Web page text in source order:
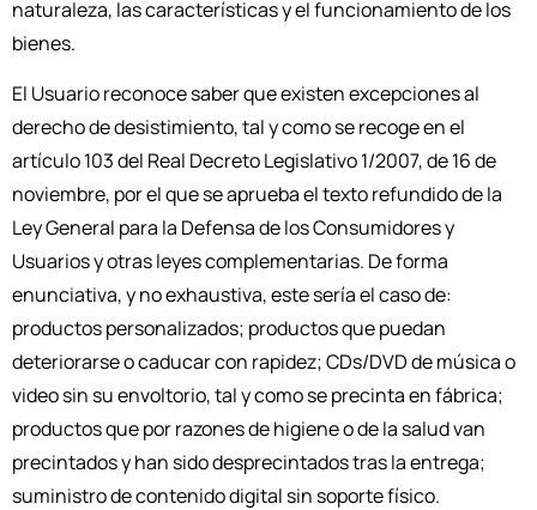
naturaleza, las características y el funcionamiento de los
bienes.
El Usuario reconoce saber que existen excepciones al
derecho de desistimiento, tal y como se recoge en el
artículo 103 del Real Decreto Legislativo 1/2007, de 16 de
noviembre, por el que se aprueba el texto refundido de la
Ley General para la Defensa de los Consumidores y
Usuarios y otras leyes complementarias. De forma
enunciativa, y no exhaustiva, este sería el caso de:
productos personalizados; productos que puedan
deteriorarse o caducar con rapidez; CDs/DVD de música o
video sin su envoltorio, tal y como se precinta en fábrica;
productos que por razones de higiene o de la salud van
precintados y han sido desprecintados tras la entrega;
suministro de contenido digital sin soporte físico.